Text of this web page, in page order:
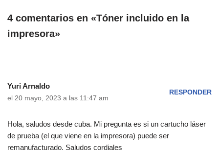
4 comentarios en «Tóner incluido en la
impresora»
Yuri Arnaldo
el 20 mayo, 2023 a las 11:47 am
RESPONDER
Hola, saludos desde cuba. Mi pregunta es si un cartucho láser
de prueba (el que viene en la impresora) puede ser
remanufacturado. Saludos cordiales